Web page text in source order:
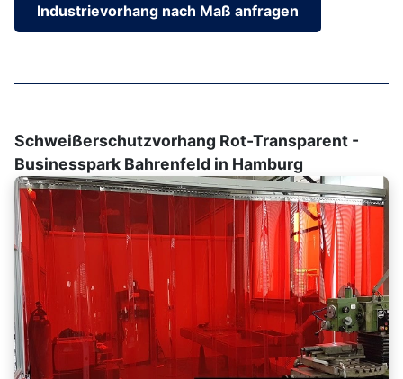
Industrievorhang nach Maß anfragen
Schweißerschutzvorhang Rot-Transparent -
Businesspark Bahrenfeld in Hamburg